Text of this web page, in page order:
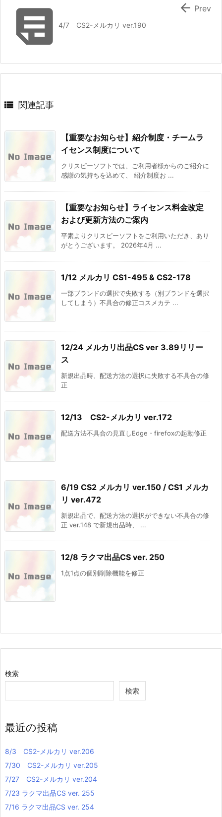
4/7 CS2-メルカリ ver.190
 Prev
 関連記事
【重要なお知らせ】紹介制度・チームラ
イセンス制度について
クリスピーソフトでは、ご利用者様からのご紹介に
感謝の気持ちを込めて、 紹介制度お ...
【重要なお知らせ】ライセンス料金改定
および更新方法のご案内
平素よりクリスピーソフトをご利用いただき、あり
がとうございます。 2026年4月 ...
1/12 メルカリ CS1-495 & CS2-178
一部ブランドの選択で失敗する（別ブランドを選択
してしまう）不具合の修正コスメカテ ...
12/24 メルカリ出品CS ver 3.89リリー
ス
新規出品時、配送方法の選択に失敗する不具合の修
正
12/13 CS2-メルカリ ver.172
配送方法不具合の見直しEdge・firefoxの起動修正
6/19 CS2 メルカリ ver.150 / CS1 メルカ
リ ver.472
新規出品で、配送方法の選択ができない不具合の修
正 ver.148 で新規出品時、 ...
12/8 ラクマ出品CS ver. 250
1点1点の個別削除機能を修正
検索
検索
最近の投稿
8/3 CS2-メルカリ ver.206
7/30 CS2-メルカリ ver.205
7/27 CS2-メルカリ ver.204
7/23 ラクマ出品CS ver. 255
7/16 ラクマ出品CS ver. 254